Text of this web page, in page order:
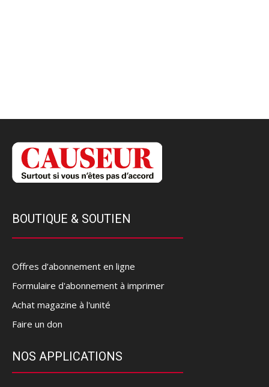
BOUTIQUE & SOUTIEN
Offres d’abonnement en ligne
Formulaire d'abonnement à imprimer
Achat magazine à l'unité
Faire un don
NOS APPLICATIONS